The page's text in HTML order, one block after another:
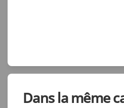
Dans la même